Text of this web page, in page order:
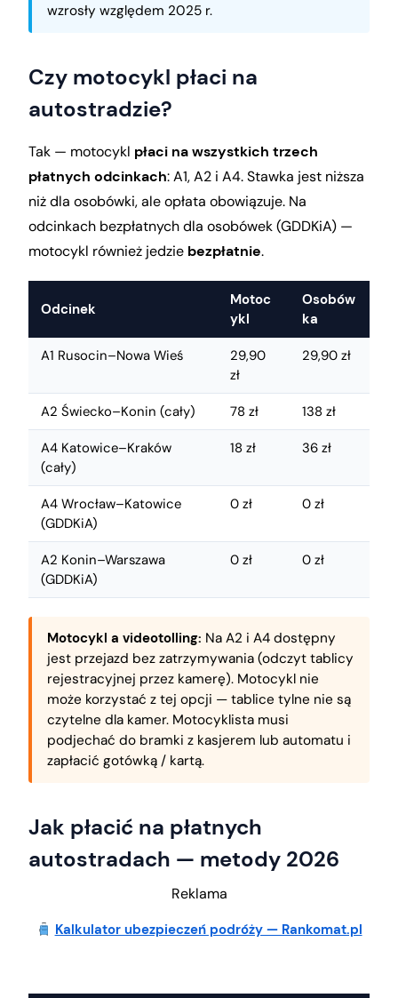
wzrosły względem 2025 r.
Czy motocykl płaci na
autostradzie?
Tak — motocykl płaci na wszystkich trzech
płatnych odcinkach: A1, A2 i A4. Stawka jest niższa
niż dla osobówki, ale opłata obowiązuje. Na
odcinkach bezpłatnych dla osobówek (GDDKiA) —
motocykl również jedzie bezpłatnie.
Odcinek
Motoc
ykl
Osobów
ka
A1 Rusocin–Nowa Wieś
29,90
zł
29,90 zł
A2 Świecko–Konin (cały) 78 zł 138 zł
A4 Katowice–Kraków
(cały)
18 zł 36 zł
A4 Wrocław–Katowice
(GDDKiA)
0 zł 0 zł
A2 Konin–Warszawa
(GDDKiA)
0 zł 0 zł
Motocykl a videotolling: Na A2 i A4 dostępny
jest przejazd bez zatrzymywania (odczyt tablicy
rejestracyjnej przez kamerę). Motocykl nie
może korzystać z tej opcji — tablice tylne nie są
czytelne dla kamer. Motocyklista musi
podjechać do bramki z kasjerem lub automatu i
zapłacić gotówką / kartą.
Jak płacić na płatnych
autostradach — metody 2026
Reklama
Kalkulator ubezpieczeń podróży — Rankomat.pl